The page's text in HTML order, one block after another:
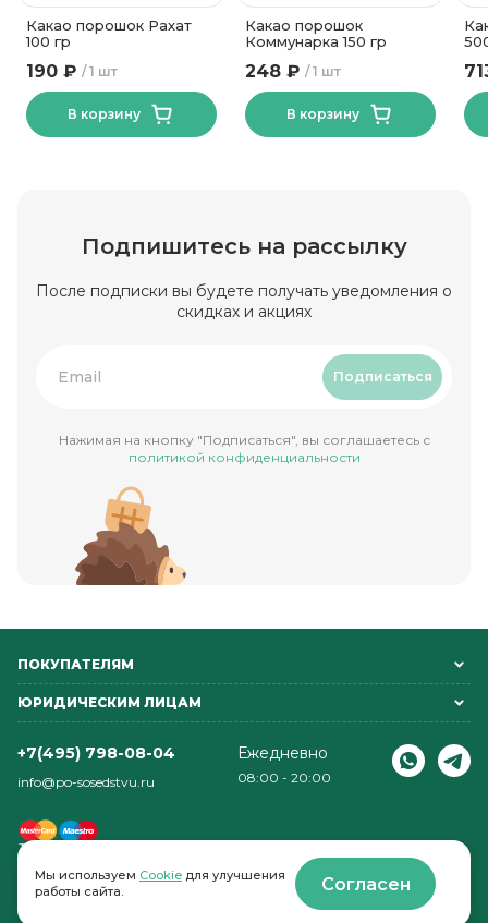
Какао порошок Рахат
100 гр
1 шт
190 ₽
В корзину
Какао порошок
Коммунарка 150 гр
1 шт
248 ₽
В корзину
Подпишитесь на рассылку
После подписки вы будете получать уведомления о
скидках и акциях
Подписаться
Нажимая на кнопку "Подписаться", вы соглашаетесь с
политикой конфиденциальности
ПОКУПАТЕЛЯМ
ЮРИДИЧЕСКИМ ЛИЦАМ
+7(495) 798-08-04
info@po-sosedstvu.ru
Ежедневно
08:00 - 20:00
© 2022-2026 . По соседству
Мы используем Cookie для улучшения
работы сайта.
Согласен